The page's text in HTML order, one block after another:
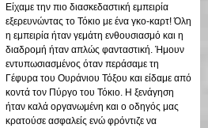
Είχαμε την πιο διασκεδαστική εμπειρία
εξερευνώντας το Τόκιο με ένα γκο-καρτ! Όλη
η εμπειρία ήταν γεμάτη ενθουσιασμό και η
διαδρομή ήταν απλώς φανταστική. Ήμουν
εντυπωσιασμένος όταν περάσαμε τη
Γέφυρα του Ουράνιου Τόξου και είδαμε από
κοντά τον Πύργο του Τόκιο. Η ξενάγηση
ήταν καλά οργανωμένη και ο οδηγός μας
κρατούσε ασφαλείς ενώ φρόντιζε να